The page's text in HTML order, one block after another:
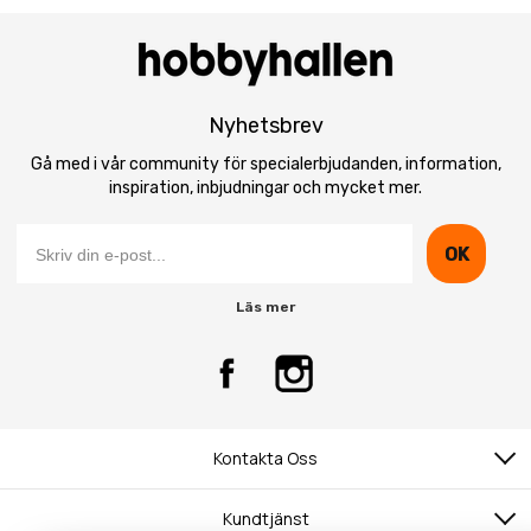
Nyhetsbrev
Gå med i vår community för specialerbjudanden, information,
inspiration, inbjudningar och mycket mer.
OK
Läs mer
Kontakta Oss
Kundtjänst